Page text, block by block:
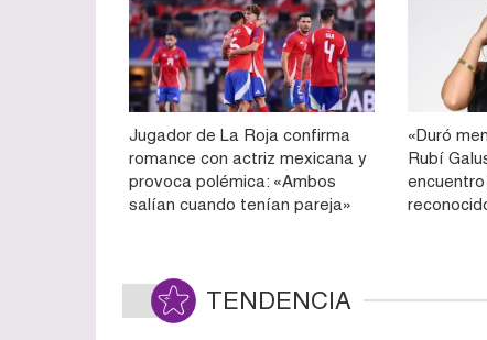
Jugador de La Roja confirma
romance con actriz mexicana y
provoca polémica: «Ambos
salían cuando tenían pareja»
«Duró
Rubí
TENDENCIA